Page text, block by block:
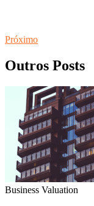
Próximo
Outros Posts
Business Valuation